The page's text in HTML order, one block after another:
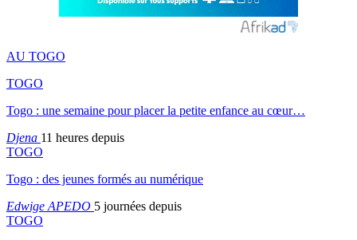
AU TOGO
TOGO
Togo : une semaine pour placer la petite enfance au cœur…
Djena 11 heures depuis
TOGO
Togo : des jeunes formés au numérique
Edwige APEDO 5 journées depuis
TOGO